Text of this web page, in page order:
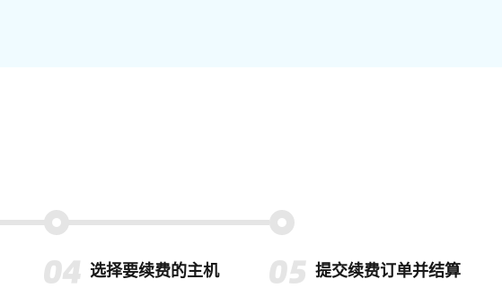
选择要续费的主机 提交续费订单并结算